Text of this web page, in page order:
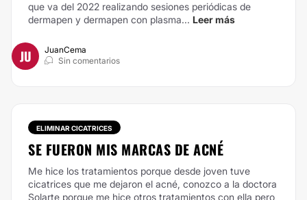
que va del 2022 realizando sesiones periódicas de
dermapen y dermapen con plasma... Leer más
JU
JuanCema
Sin comentarios
ELIMINAR CICATRICES
SE FUERON MIS MARCAS DE ACNÉ
Me hice los tratamientos porque desde joven tuve
cicatrices que me dejaron el acné, conozco a la doctora
Solarte porque me hice otros tratamientos con ella pero